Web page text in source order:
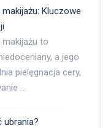
Kluczowe
to
a jego
pielęgnacja cery,
…
ubrania?